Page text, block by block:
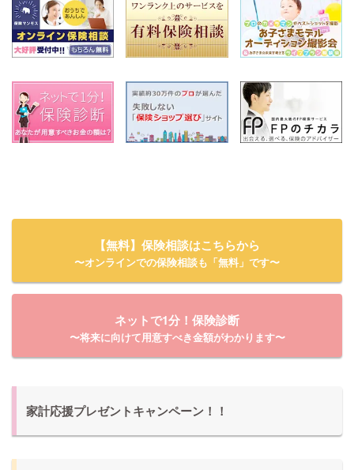
【無料】保険相談はこちらから
〜オンラインでの保険相談も「無料」です〜
ネットで1分！保険診断
〜将来に向けて用意すべき金額がわかります〜
家計応援プレゼントキャンペーン！！